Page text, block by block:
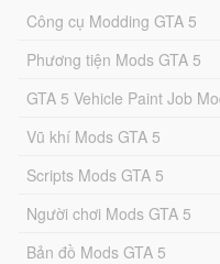
Công cụ Modding GTA 5
Phương tiện Mods GTA 5
GTA 5 Vehicle Paint Job
Vũ khí Mods GTA 5
Scripts Mods GTA 5
Người chơi Mods GTA 5
Bản đồ Mods GTA 5